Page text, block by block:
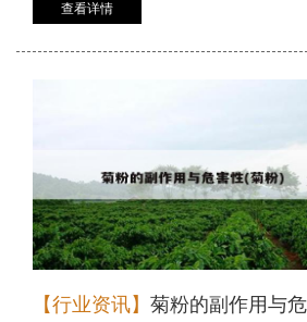
查看详情
【行业资讯】